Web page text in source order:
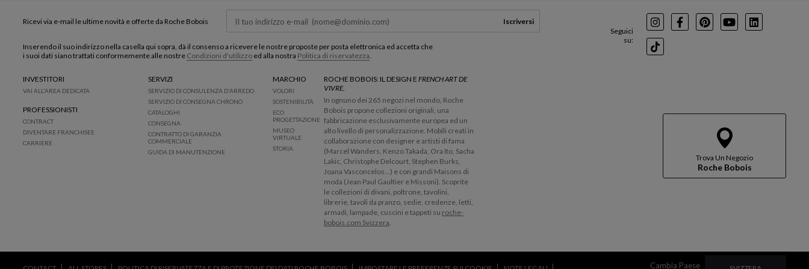
o
r
n
a
r
a
l
a
c
a
r
t
a
Trova Un Negozio
Roche Bobois
Seguici
su:
InstagramFacebookPinterest
YoutubeLinkedIn
TikTok
Ricevi via e-mail le ultime novità e offerte da Roche Bobois Iscriversi
Inserendo il suo indirizzo nella casella qui sopra, dà il consenso a ricevere le nostre proposte per posta elettronica ed accetta che
i suoi dati siano trattati conformemente alle nostre Condizioni d'utilizzo ed alla nostra Politica di riservatezza.
INVESTITORI
VAI ALL'AREA DEDICATA
PROFESSIONISTI
CONTRACT
DIVENTARE FRANCHISEE
CARRIERE
SERVIZI
SERVIZIO DI CONSULENZA D'ARREDO
SERVIZIO DI CONSEGNA CHRONO
CATALOGHI
CONSEGNA
CONTRATTO DI GARANZIA
COMMERCIALE
GUIDA DI MANUTENZIONE
MARCHIO
VOLORI
SOSTENIBILITÀ
ECO
PROGETTAZIONE
MUSEO
VIRTUALE
STORIA
ROCHE BOBOIS: IL DESIGN E FRENCH ART DE
VIVRE.
In ognuno dei 265 negozi nel mondo, Roche
Bobois propone collezioni originali, una
fabbricazione esclusivamente europea ed un
alto livello di personalizzazione. Mobili creati in
collaborazione con designer e artisti di fama
(Marcel Wanders, Kenzo Takada, Ora Ito, Sacha
Lakic, Christophe Delcourt, Stephen Burks,
Joana Vasconcelos...) e con grandi Maisons di
moda (Jean Paul Gaultier e Missoni). Scoprite
le collezioni di divani, poltrone, tavolini,
librerie, tavoli da pranzo, sedie, credenze, letti,
armadi, lampade, cuscini e tappeti su roche-
bobois.com Svizzera.
Cambia Paese CAMBIA PAESE